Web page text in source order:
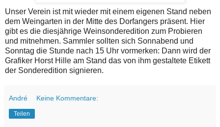
Unser Verein ist mit wieder mit einem eigenen Stand neben
dem Weingarten in der Mitte des Dorfangers präsent. Hier
gibt es die diesjährige Weinsonderedition zum Probieren
und mitnehmen. Sammler sollten sich Sonnabend und
Sonntag die Stunde nach 15 Uhr vormerken: Dann wird der
Grafiker Horst Hille am Stand das von ihm gestaltete Etikett
der Sonderedition signieren.
André Keine Kommentare:
Teilen